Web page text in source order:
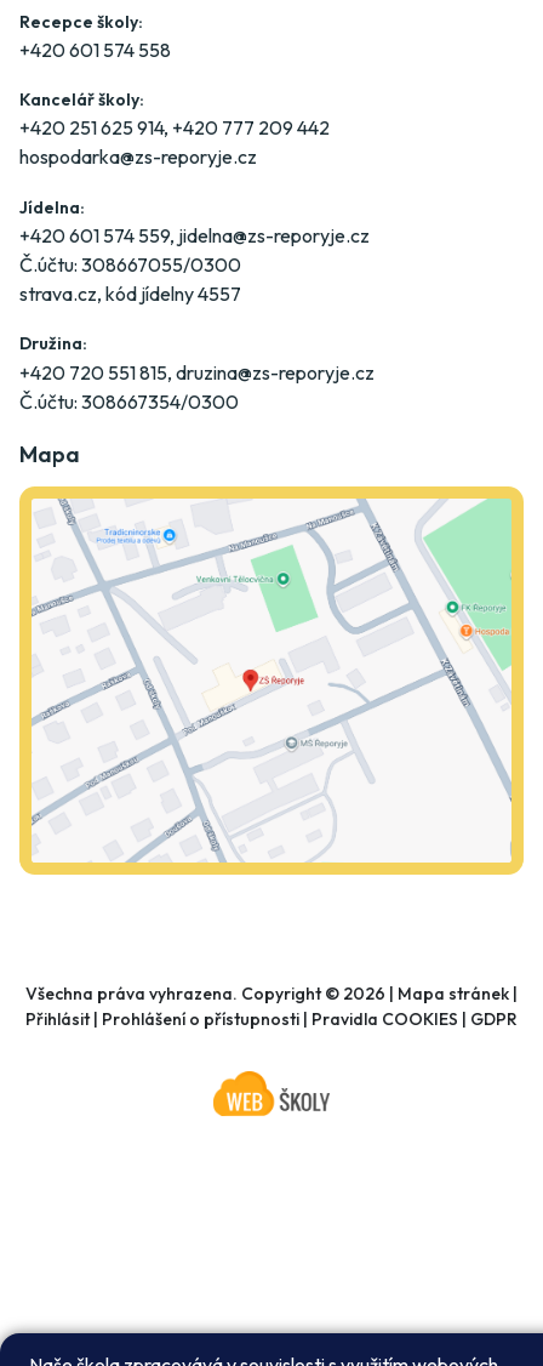
Recepce školy:
+420 601 574 558
Kancelář školy:
+420 251 625 914, +420 777 209 442
hospodarka@zs-reporyje.cz
Jídelna:
+420 601 574 559, jidelna@zs-reporyje.cz
Č.účtu: 308667055/0300
strava.cz, kód jídelny 4557
Družina:
+420 720 551 815, druzina@zs-reporyje.cz
Č.účtu: 308667354/0300
Mapa
Všechna práva vyhrazena. Copyright © 2026 | Mapa stránek |
Přihlásit| Prohlášení o přístupnosti | Pravidla COOKIES | GDPR